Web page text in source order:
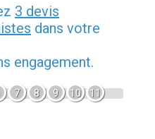
3 devis
dans votre
engagement.
7 8 9 10 11